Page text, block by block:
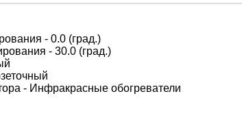
- 0.0 (град.)
- 30.0 (град.)
- Инфракрасные обогреватели